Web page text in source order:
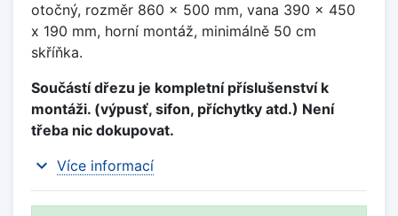
otočný, rozměr 860 x 500 mm, vana 390 x 450
x 190 mm, horní montáž, minimálně 50 cm
skříňka.
Součástí dřezu je kompletní příslušenství k
montáži. (výpusť, sifon, příchytky atd.) Není
třeba nic dokupovat.
expand_more Více informací